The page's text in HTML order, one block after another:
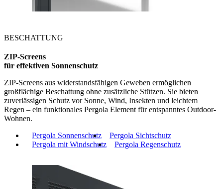
BESCHATTUNG
ZIP-Screens
für effektiven Sonnenschutz
ZIP-Screens aus widerstandsfähigen Geweben ermöglichen
großflächige Beschattung ohne zusätzliche Stützen. Sie bieten
zuverlässigen Schutz vor Sonne, Wind, Insekten und leichtem
Regen – ein funktionales Pergola Element für entspanntes Outdoor-
Wohnen.
Pergola Sonnenschutz
Pergola Sichtschutz
Pergola mit Windschutz
Pergola Regenschutz